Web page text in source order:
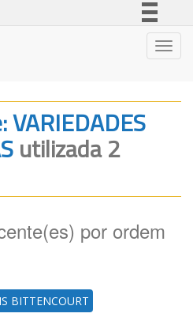
Legislação
Canais
utilizada 2
por ordem
BITTENCOURT